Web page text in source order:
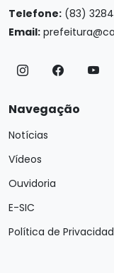
Telefone: (83)
Email:
Navegação
Notícias
Vídeos
Ouvidoria
E-SIC
Política de